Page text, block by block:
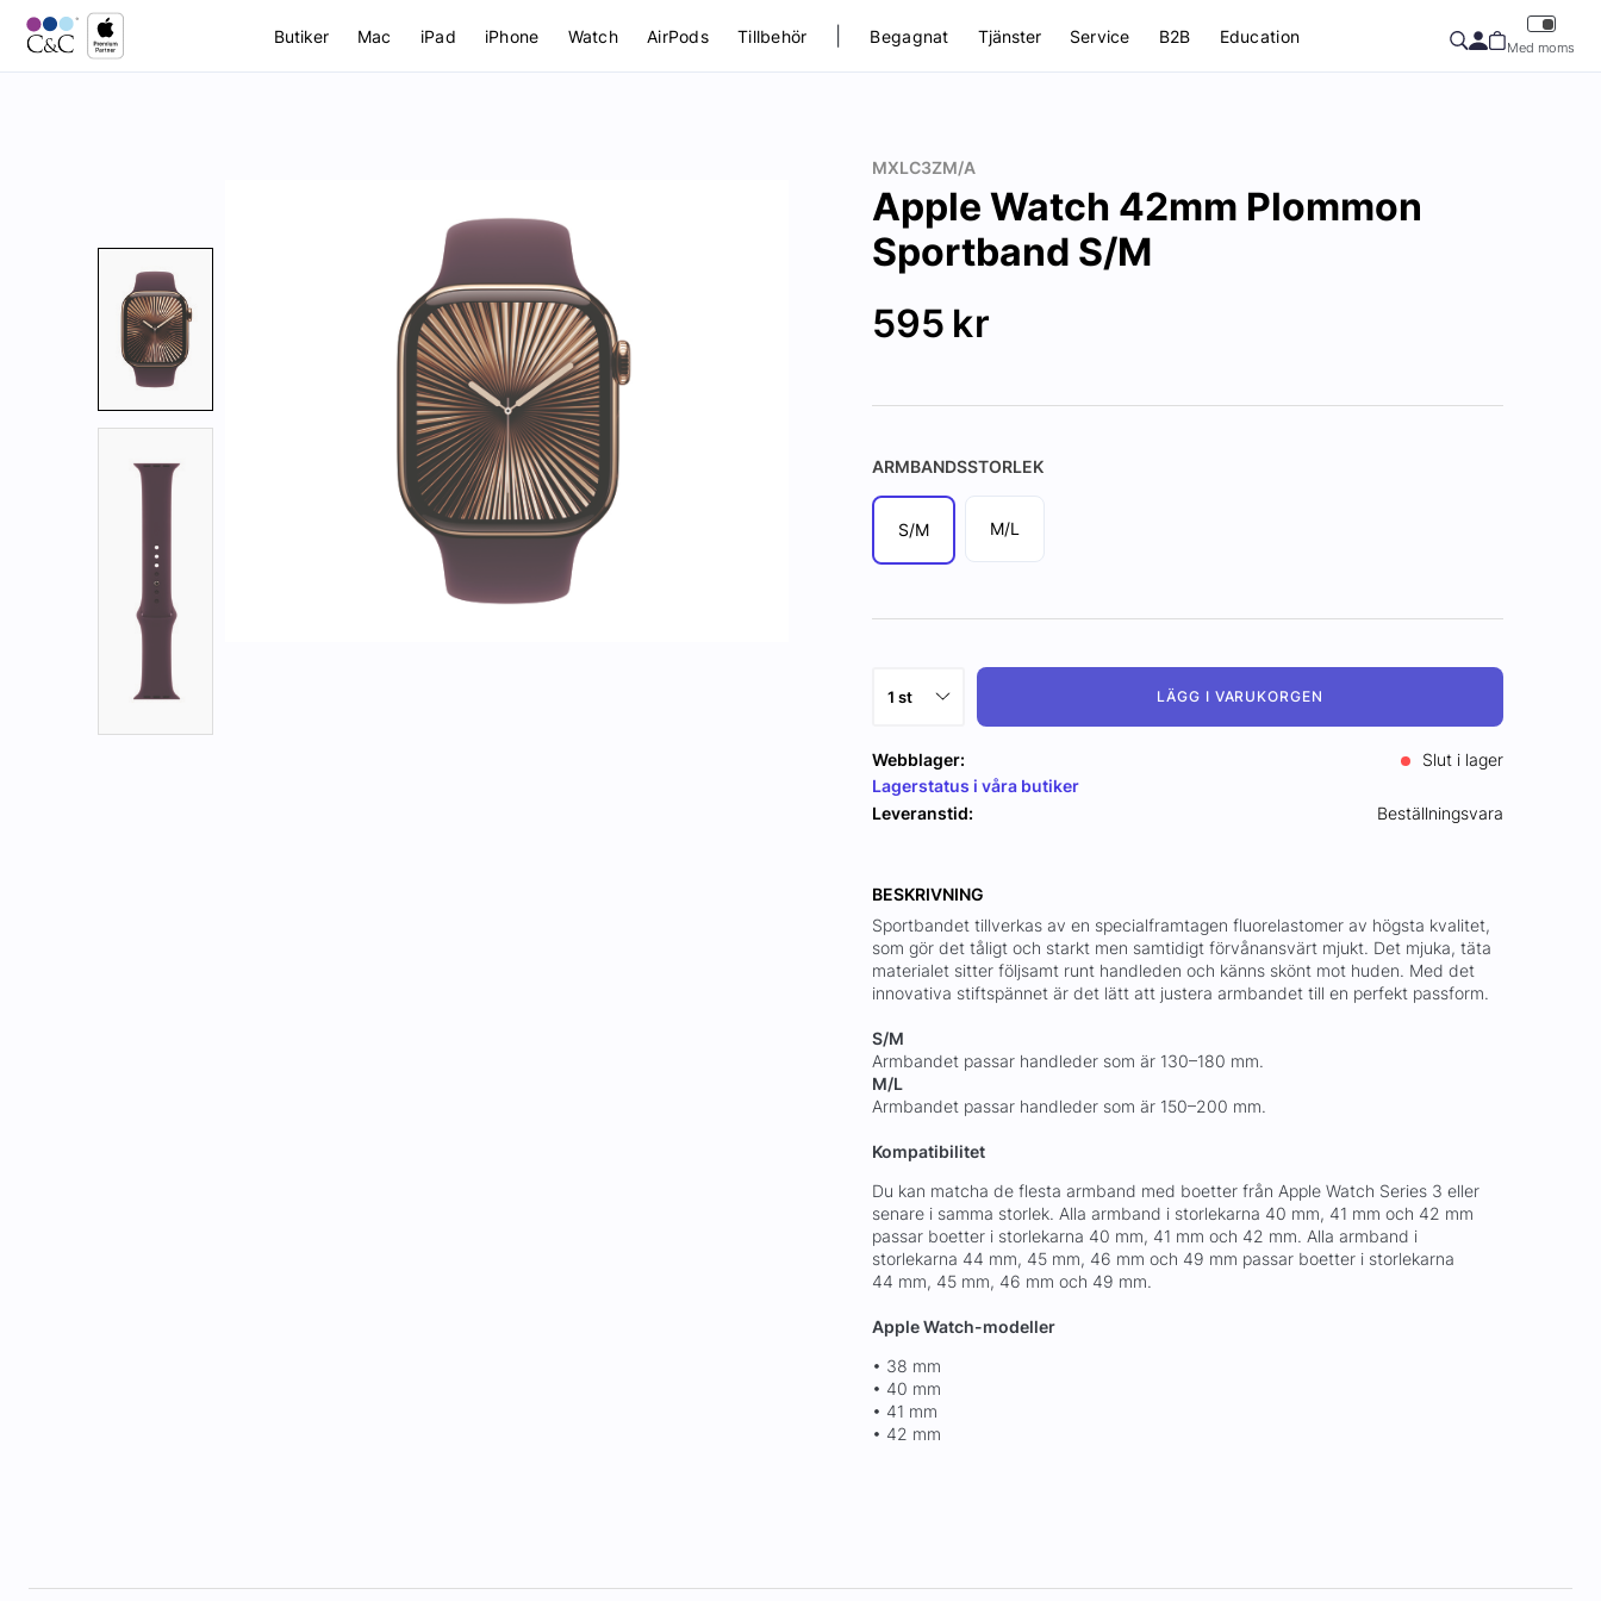
Butiker Mac iPad iPhone Watch AirPods Tillbehör Begagnat Tjänster Service B2B Education
Med moms
MXLC3ZM/A
Apple Watch 42mm Plommon
Sportband S/M
595 kr
ARMBANDSSTORLEK
S/M M/L
LÄGG I VARUKORGEN
Webblager:
Slut i lager
Lagerstatus i våra butiker
Leveranstid:
Beställningsvara
BESKRIVNING
Sportbandet tillverkas av en specialframtagen fluorelastomer av högsta kvalitet,
som gör det tåligt och starkt men samtidigt förvånansvärt mjukt. Det mjuka, täta
materialet sitter följsamt runt handleden och känns skönt mot huden. Med det
innovativa stiftspännet är det lätt att justera armbandet till en perfekt passform.
S/M
Armbandet passar handleder som är 130–180 mm.
M/L
Armbandet passar handleder som är 150–200 mm.
Kompatibilitet
Du kan matcha de flesta armband med boetter från Apple Watch Series 3 eller
senare i samma storlek. Alla armband i storlekarna 40 mm, 41 mm och 42 mm
passar boetter i storlekarna 40 mm, 41 mm och 42 mm. Alla armband i
storlekarna 44 mm, 45 mm, 46 mm och 49 mm passar boetter i storlekarna
44 mm, 45 mm, 46 mm och 49 mm.
Apple Watch-modeller
• 38 mm
• 40 mm
• 41 mm
• 42 mm